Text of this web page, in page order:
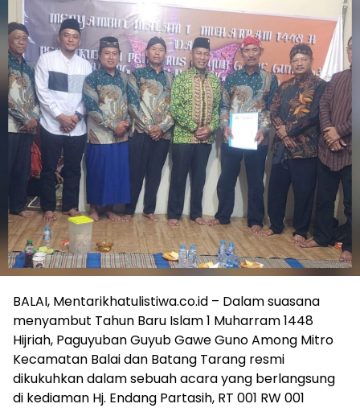
BALAI, Mentarikhatulistiwa.co.id – Dalam suasana
menyambut Tahun Baru Islam 1 Muharram 1448
Hijriah, Paguyuban Guyub Gawe Guno Among Mitro
Kecamatan Balai dan Batang Tarang resmi
dikukuhkan dalam sebuah acara yang berlangsung
di kediaman Hj. Endang Partasih, RT 001 RW 001